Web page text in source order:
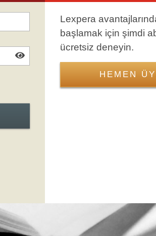
Giriş Formuna Atla
Lexpera
başlamak için şimdi
ücretsiz deneyin.
HEMEN